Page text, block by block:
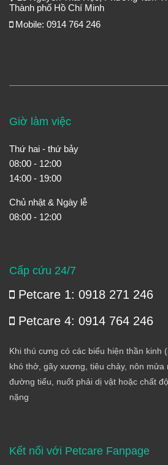
Thành phố Hồ Chí Minh
Mobile: 0914 764 246
Giờ làm việc
Thứ hai - thứ bảy
08:00 - 12:00
14:00 - 19:00
Chủ nhật & Ngày lễ
08:00 - 12:00
Cấp cứu 24/7
Petcare 1: 0918 271 246
Petcare 4: 0914 764 246
Khi thú cưng có các biểu hiện thần kinh
khó thở, gãy xương, tiêu chảy, nôn
đường tiểu, nuốt phải dị vật hoặc chất
nặng
Kết nối với Petcare Fanpage